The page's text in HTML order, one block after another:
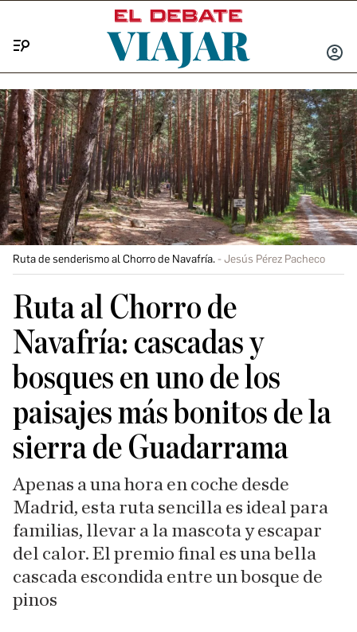
INICIAR
Ruta de senderismo al Chorro de Navafría. Jesús Pérez Pacheco
Ruta al Chorro de
Navafría: cascadas y
bosques en uno de los
paisajes más bonitos de la
sierra de Guadarrama
Apenas a una hora en coche desde
Madrid, esta ruta sencilla es ideal para
familias, llevar a la mascota y escapar
del calor. El premio final es una bella
cascada escondida entre un bosque de
pinos